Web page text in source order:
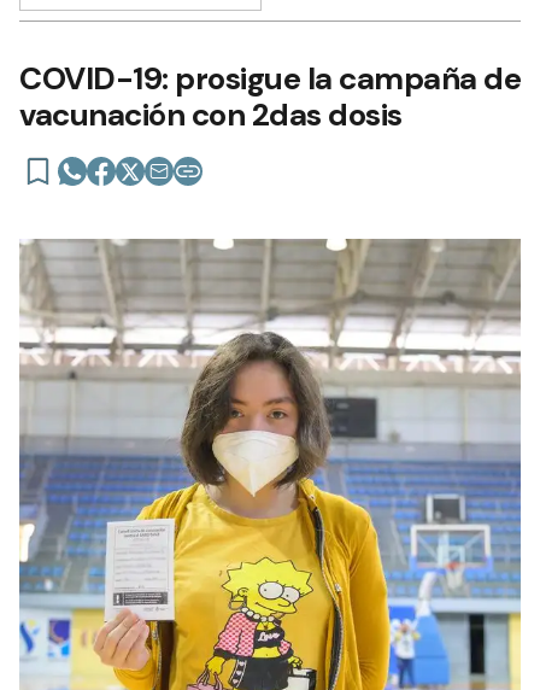
COVID-19: prosigue la campaña de
vacunación con 2das dosis